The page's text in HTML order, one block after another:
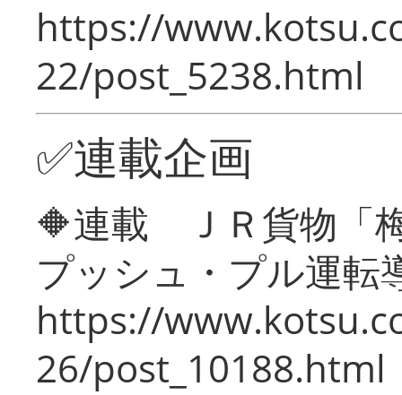
https://
22/post_5238.html
✅連載企画
🔶連載 ＪＲ貨物「
プッシュ・プル運転
https://
26/post_10188.html